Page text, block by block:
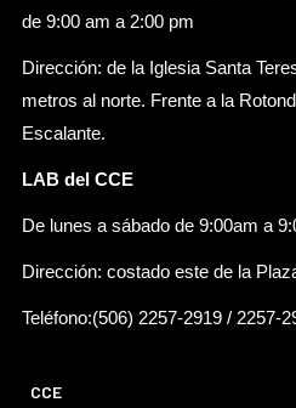
de 9:00 am a 2:00 pm
Dirección: de la Iglesia Santa
metros al norte. Frente a la
Escalante.
LAB del CCE
De lunes a sábado de 9:00am a
Dirección: costado este de la
Teléfono:(506) 2257-2919 / 2257-
CCE